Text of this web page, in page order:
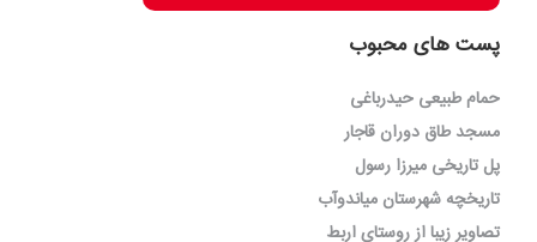
پست های محبوب
حمام طبیعی حیدرباغی
مسجد طاق دوران قاجار
پل تاریخی میرزا رسول
تاریخچه شهرستان میاندوآب
تصاویر زیبا از روستای اربط